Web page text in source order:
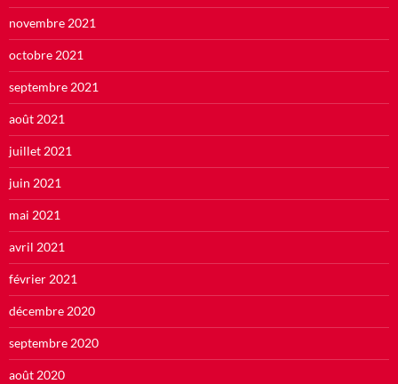
novembre 2021
octobre 2021
septembre 2021
août 2021
juillet 2021
juin 2021
mai 2021
avril 2021
février 2021
décembre 2020
septembre 2020
août 2020